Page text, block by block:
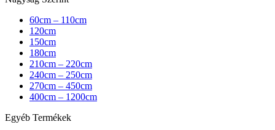
60cm – 110cm
120cm
150cm
180cm
210cm – 220cm
240cm – 250cm
270cm – 450cm
400cm – 1200cm
Egyéb Termékek